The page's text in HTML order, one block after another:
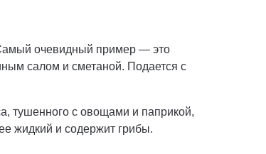
очевидный пример — это
салом и сметаной. Подается с
тушенного с овощами и паприкой,
жидкий и содержит грибы.